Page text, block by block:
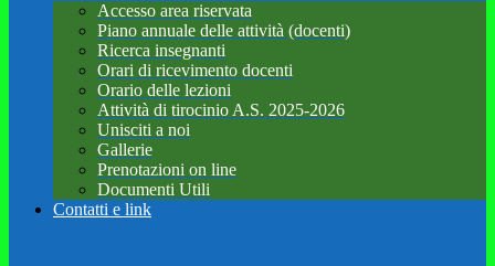
Accesso area riservata
Piano annuale delle attività (docenti)
Ricerca insegnanti
Orari di ricevimento docenti
Orario delle lezioni
Attività di tirocinio A.S. 2025-2026
Unisciti a noi
Gallerie
Prenotazioni on line
Documenti Utili
Contatti e link